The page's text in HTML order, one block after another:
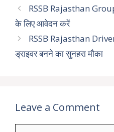
RSSB Rajasthan
के लिए आवेदन करें
RSSB Rajasthan
ड्राइवर बनने का सुनहरा मौका
Leave a Comment